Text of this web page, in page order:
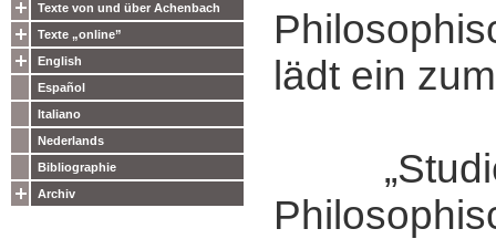
Texte von und über Achenbach
Texte „online”
English
Español
Italiano
Nederlands
Bibliographie
Archiv
lädt ein zum